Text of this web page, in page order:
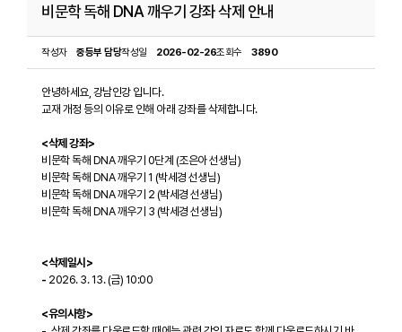
비문학 독해 DNA 깨우기 강좌 삭제 안내
작성자 중등부 담당작성일 2026-02-26조회수 3890
안녕하세요, 강남인강 입니다.
교재 개정 등의 이유로 인해 아래 강좌를 삭제합니다.
<삭제 강좌>
비문학 독해 DNA 깨우기 0단계 (조은아 선생님)
비문학 독해 DNA 깨우기 1 (박세경 선생님)
비문학 독해 DNA 깨우기 2 (박세경 선생님)
비문학 독해 DNA 깨우기 3 (박세경 선생님)
<삭제일시>
- 2026. 3. 13. (금) 10:00
<유의사항>